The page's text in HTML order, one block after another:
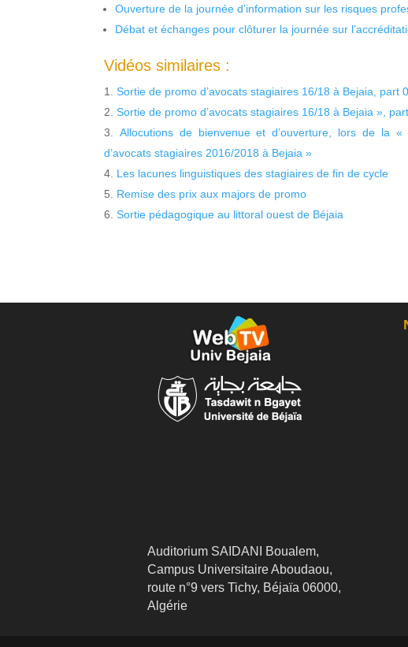
Ouverture de la journée d’information sur les risques
Débat et échanges pour clôturer la journée sur
Vidéos similaires :
Sortie de promo d’avocats stagiaires 16/18 à Bejaia, part
Sortie de promo d’avocats stagiaires 16/18 à Bejaia »,
Allocutions de bienvenue et d’ouverture, lors de la
d’avocats stagiaires 2016/2018 à Bejaia »
Les lacunes linguistiques des stagiaires de fin de cycle
Remise des prix aux majors de promo
Sortie pédagogique au littoral ouest de Béjaia
Auditorium SAIDANI Boualem,
Campus Universitaire Aboudaou,
route n°9 vers Tichy, Béjaïa 06000,
Algérie